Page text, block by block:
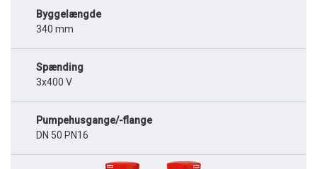
Byggelængde
340 mm
Spænding
3x400 V
Pumpehusgange/-flange
DN 50 PN16